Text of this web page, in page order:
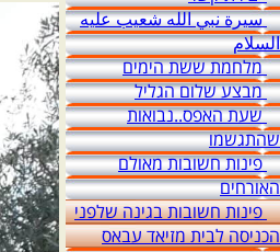
سيرة نبي الله شعيب عليه
السلام
מלחמת ששת הימים
מבצע שלום הגליל
שעת האפס..נבואות
שהתגשמו
פינות חשובות מאולם
האורחים
פינות חשובות בגינה שלפני
הכניסה לבית מזיאד עבאס